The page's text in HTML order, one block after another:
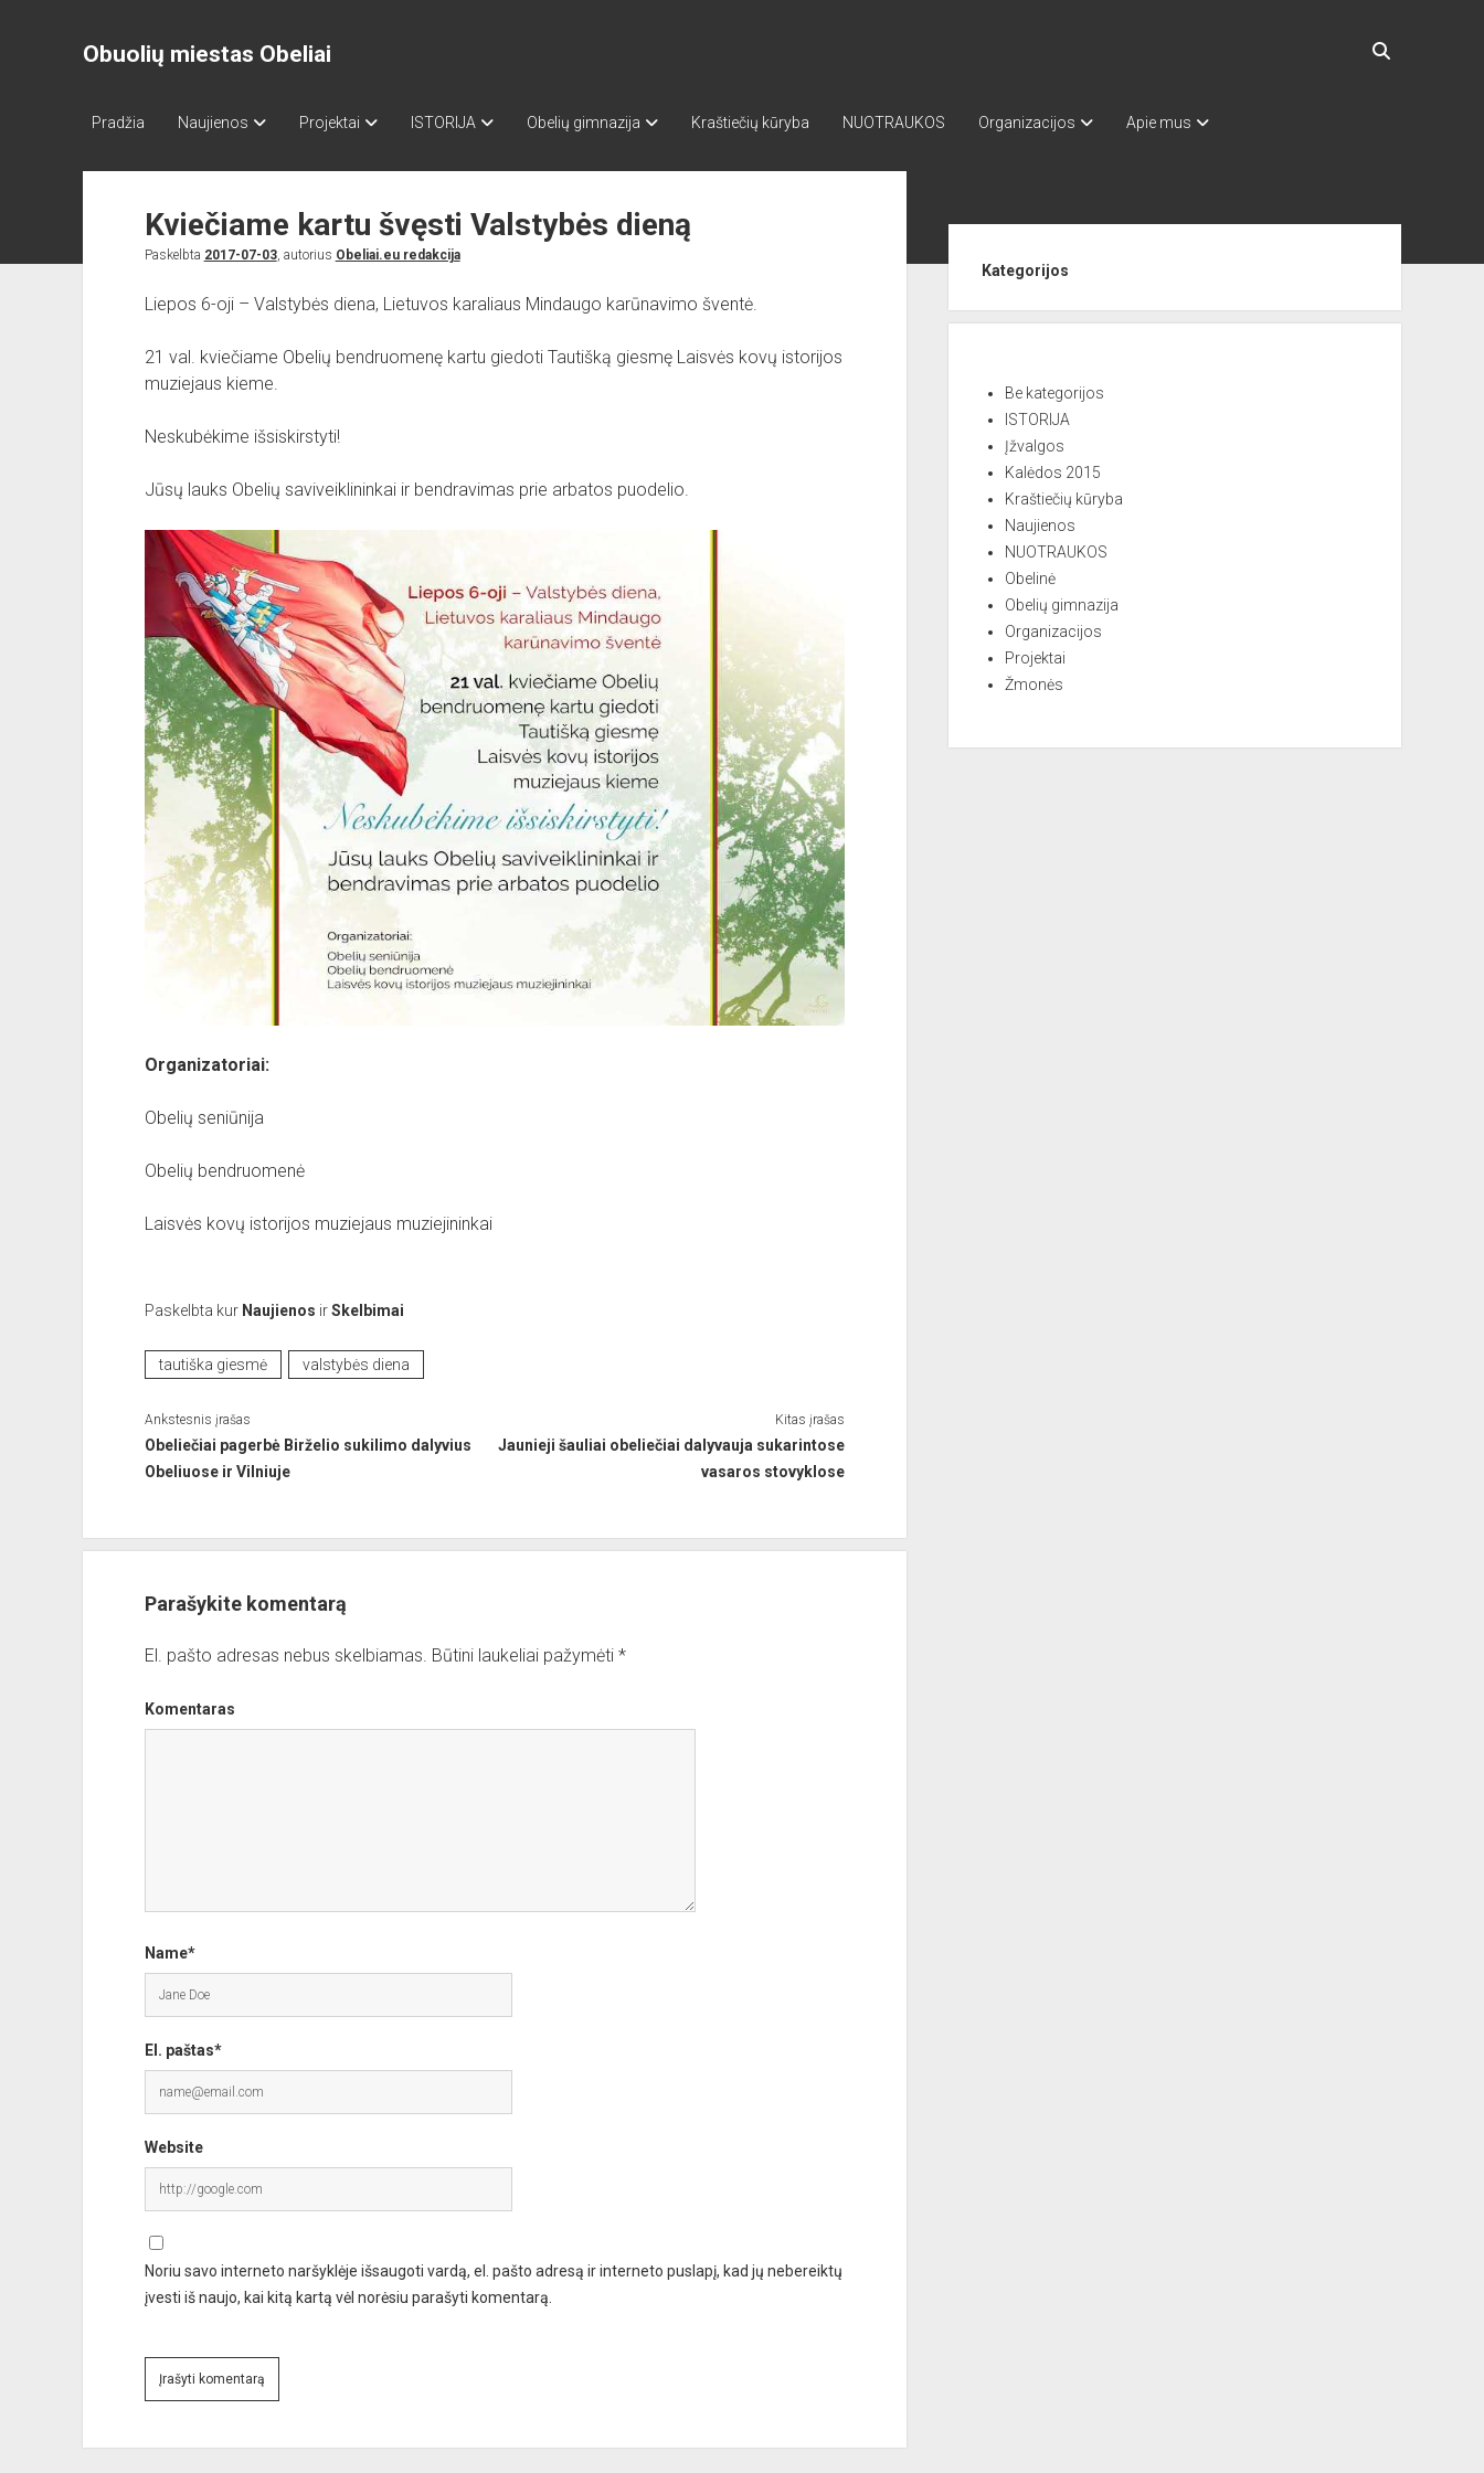
Obuolių miestas Obeliai
Pradžia Naujienos Projektai ISTORIJA Obelių gimnazija Kraštiečių kūryba NUOTRAUKOS Organizacijos Apie mus
Kviečiame kartu švęsti Valstybės dieną
Paskelbta 2017-07-03, autorius Obeliai.eu redakcija
Liepos 6-oji – Valstybės diena, Lietuvos karaliaus Mindaugo karūnavimo šventė.
21 val. kviečiame Obelių bendruomenę kartu giedoti Tautišką giesmę Laisvės kovų istorijos
muziejaus kieme.
Neskubėkime išsiskirstyti!
Jūsų lauks Obelių saviveiklininkai ir bendravimas prie arbatos puodelio.
Organizatoriai:
Obelių seniūnija
Obelių bendruomenė
Laisvės kovų istorijos muziejaus muziejininkai
Paskelbta kur Naujienos irSkelbimai
tautiška giesmė valstybės diena
Ankstesnis įrašas
Obeliečiai pagerbė Birželio sukilimo dalyvius
Obeliuose ir Vilniuje
Kitas įrašas
Jaunieji šauliai obeliečiai dalyvauja sukarintose
vasaros stovyklose
Parašykite komentarą
El. pašto adresas nebus skelbiamas. Būtini laukeliai pažymėti *
Komentaras
Name*
El. paštas*
Website
Noriu savo interneto naršyklėje išsaugoti vardą, el. pašto adresą ir interneto puslapį, kad jų nebereiktų
įvesti iš naujo, kai kitą kartą vėl norėsiu parašyti komentarą.
Kategorijos
Be kategorijos
ISTORIJA
Įžvalgos
Kalėdos 2015
Kraštiečių kūryba
Naujienos
NUOTRAUKOS
Obelinė
Obelių gimnazija
Organizacijos
Projektai
Žmonės